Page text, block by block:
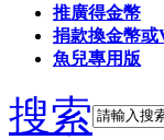
推廣得金幣
捐款換金幣或
魚兒專用版
搜索